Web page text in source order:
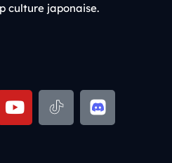
culture japonaise.